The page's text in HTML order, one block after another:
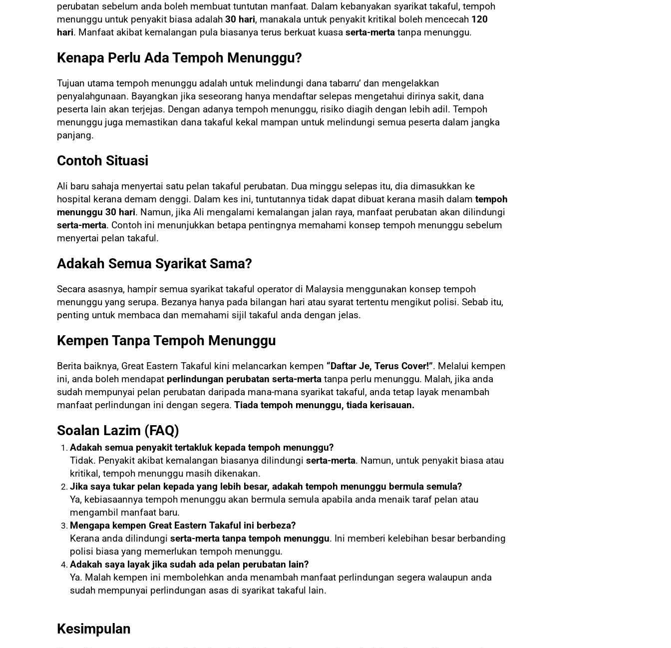
perubatan sebelum anda boleh membuat tuntutan manfaat. Dalam kebanyakan syarikat takaful, tempoh
menunggu untuk penyakit biasa adalah 30 hari, manakala untuk penyakit kritikal boleh mencecah 120
hari. Manfaat akibat kemalangan pula biasanya terus berkuat kuasa serta-merta tanpa menunggu.
Kenapa Perlu Ada Tempoh Menunggu?
Tujuan utama tempoh menunggu adalah untuk melindungi dana tabarru’ dan mengelakkan
penyalahgunaan. Bayangkan jika seseorang hanya mendaftar selepas mengetahui dirinya sakit, dana
peserta lain akan terjejas. Dengan adanya tempoh menunggu, risiko diagih dengan lebih adil. Tempoh
menunggu juga memastikan dana takaful kekal mampan untuk melindungi semua peserta dalam jangka
panjang.
Contoh Situasi
Ali baru sahaja menyertai satu pelan takaful perubatan. Dua minggu selepas itu, dia dimasukkan ke
hospital kerana demam denggi. Dalam kes ini, tuntutannya tidak dapat dibuat kerana masih dalam tempoh
menunggu 30 hari. Namun, jika Ali mengalami kemalangan jalan raya, manfaat perubatan akan dilindungi
serta-merta. Contoh ini menunjukkan betapa pentingnya memahami konsep tempoh menunggu sebelum
menyertai pelan takaful.
Adakah Semua Syarikat Sama?
Secara asasnya, hampir semua syarikat takaful operator di Malaysia menggunakan konsep tempoh
menunggu yang serupa. Bezanya hanya pada bilangan hari atau syarat tertentu mengikut polisi. Sebab itu,
penting untuk membaca dan memahami sijil takaful anda dengan jelas.
Kempen Tanpa Tempoh Menunggu
Berita baiknya, Great Eastern Takaful kini melancarkan kempen “Daftar Je, Terus Cover!”. Melalui kempen
ini, anda boleh mendapat perlindungan perubatan serta-merta tanpa perlu menunggu. Malah, jika anda
sudah mempunyai pelan perubatan daripada mana-mana syarikat takaful, anda tetap layak menambah
manfaat perlindungan ini dengan segera. Tiada tempoh menunggu, tiada kerisauan.
Soalan Lazim (FAQ)
Adakah semua penyakit tertakluk kepada tempoh menunggu?
Tidak. Penyakit akibat kemalangan biasanya dilindungi serta-merta. Namun, untuk penyakit biasa atau
kritikal, tempoh menunggu masih dikenakan.
Jika saya tukar pelan kepada yang lebih besar, adakah tempoh menunggu bermula semula?
Ya, kebiasaannya tempoh menunggu akan bermula semula apabila anda menaik taraf pelan atau
mengambil manfaat baru.
Mengapa kempen Great Eastern Takaful ini berbeza?
Kerana anda dilindungi serta-merta tanpa tempoh menunggu. Ini memberi kelebihan besar berbanding
polisi biasa yang memerlukan tempoh menunggu.
Adakah saya layak jika sudah ada pelan perubatan lain?
Ya. Malah kempen ini membolehkan anda menambah manfaat perlindungan segera walaupun anda
sudah mempunyai perlindungan asas di syarikat takaful lain.
Kesimpulan